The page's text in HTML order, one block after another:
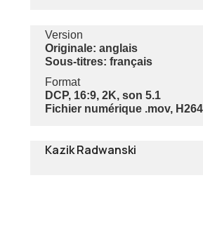
Version
Originale: anglais
Sous-titres: français
Format
DCP, 16:9, 2K, son 5.1
Fichier numérique .mov, H264
Kazik Radwanski